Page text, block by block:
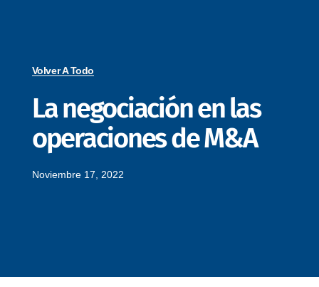
Volver A Todo
La negociación en las
operaciones de M&A
Noviembre 17, 2022